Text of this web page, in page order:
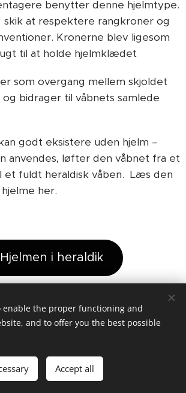
benytter denne hjelmtype.
at respektere rangkroner og
Kronerne blev ligesom
til at holde hjelmklædet
som overgang mellem skjoldet
bidrager til våbnets samlede
godt eksistere uden hjelm –
anvendes, løfter den våbnet fra et
et fuldt heraldisk våben. Læs den
her.
Hjelmen i heraldik
enable the proper functioning and
and to offer you the best possible
Accept all